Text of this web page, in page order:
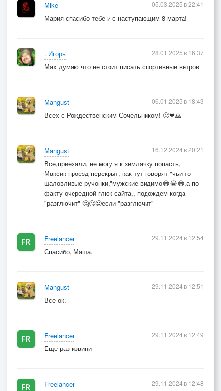
Mike
Мария спасибо тебе и с наступающим 8 марта!
05.03.2025 в 22:41
. Игорь
Мах думаю что не стоит писать спортивные ветров
28.01.2025 в 16:37
Mangust
Всех с Рождественским Сочельником! 🙂❤🙏
06.01.2025 в 18:43
Mangust
Все,приехали, не могу я к землячку попасть,
Максик проезд перекрыт, как тут говорят "чьи то
шаловливые ручонки,"мужские видимо😂😂😂,а по
факту очередной глюк сайта,, подождем когда
"разглючит" 🤔🙄😛если "разглючит"
16.12.2024 в 20:21
Freelancer
Спасибо, Маша.
29.11.2024 в 12:54
Mangust
Все ок.
29.11.2024 в 12:51
Freelancer
Еще раз извини
29.11.2024 в 12:49
Freelancer
29.11.2024 в 12:48